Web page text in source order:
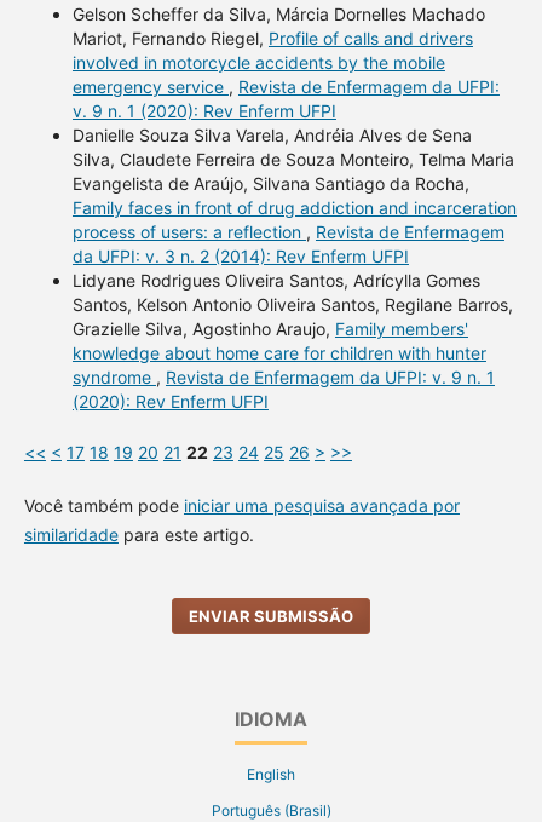
Gelson Scheffer da Silva, Márcia Dornelles Machado
Mariot, Fernando Riegel, Profile of calls and drivers
involved in motorcycle accidents by the mobile
emergency service , Revista de Enfermagem da UFPI:
v. 9 n. 1 (2020): Rev Enferm UFPI
Danielle Souza Silva Varela, Andréia Alves de Sena
Silva, Claudete Ferreira de Souza Monteiro, Telma Maria
Evangelista de Araújo, Silvana Santiago da Rocha,
Family faces in front of drug addiction and incarceration
process of users: a reflection , Revista de Enfermagem
da UFPI: v. 3 n. 2 (2014): Rev Enferm UFPI
Lidyane Rodrigues Oliveira Santos, Adrícylla Gomes
Santos, Kelson Antonio Oliveira Santos, Regilane Barros,
Grazielle Silva, Agostinho Araujo, Family members'
knowledge about home care for children with hunter
syndrome , Revista de Enfermagem da UFPI: v. 9 n. 1
(2020): Rev Enferm UFPI
<< < 17 18 19 20 21 22 23 24 25 26 > >>
Você também pode iniciar uma pesquisa avançada por
similaridadepara este artigo.
ENVIAR SUBMISSÃO
IDIOMA
English
Português (Brasil)